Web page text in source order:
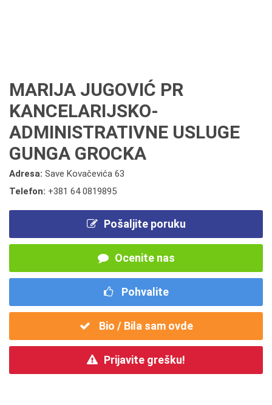
MARIJA JUGOVIĆ PR
KANCELARIJSKO-
ADMINISTRATIVNE USLUGE
GUNGA GROCKA
Adresa: Save Kovačevića 63
Telefon: +381 64 0819895
Pošaljite poruku
Ocenite nas
Pohvalite
Bio / Bila sam ovde
Prijavite grešku!